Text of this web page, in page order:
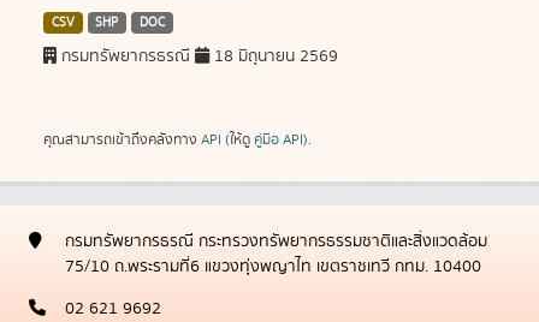
CSV SHP DOC
กรมทรัพยากรธรณี 18 มิถุนายน 2569
คุณสามารถเข้าถึงคลังทาง API (ให้ดู คู่มือ API).
กรมทรัพยากรธรณี กระทรวงทรัพยากรธรรมชาติและสิ่งแวดล้อม
75/10 ถ.พระรามที่6 แขวงทุ่งพญาไท เขตราชเทวี กทม. 10400
02 621 9692